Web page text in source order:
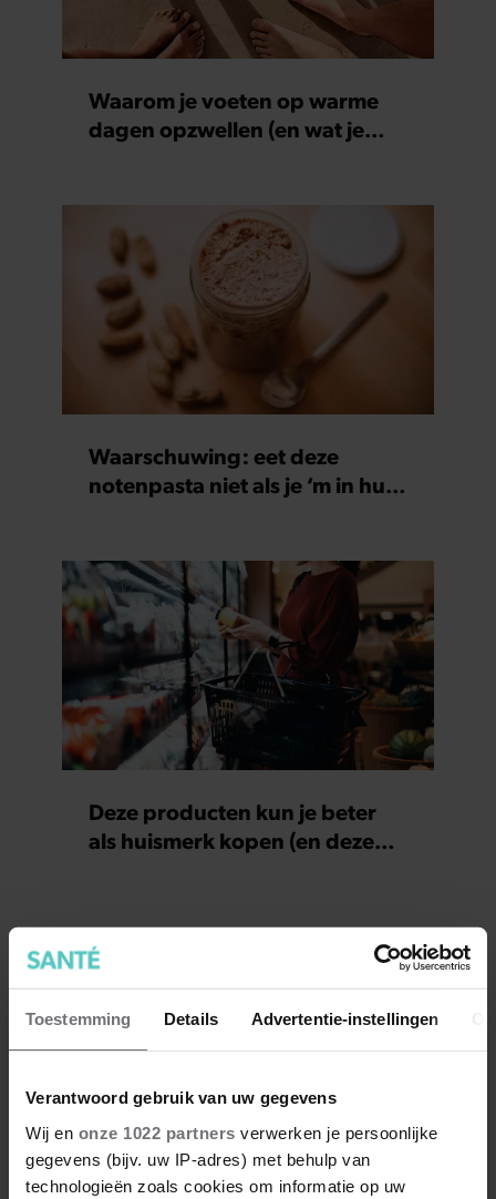
Toestemming Details Advertentie-instellingen
Verantwoord gebruik van uw gegevens
Wij en onze 1022 partners verwerken je persoonlijke
gegevens (bijv. uw IP-adres) met behulp van
technologieën zoals cookies om informatie op uw
Waarom je voeten op warme
dagen opzwellen (en wat je
Waarschuwing: eet deze
notenpasta niet als je ‘m in huis
Deze producten kun je beter
als huismerk kopen (en deze